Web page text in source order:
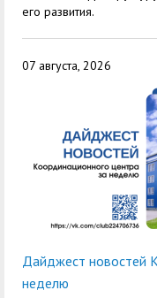
его развития.
07 августа, 2026
Дайджест новостей
неделю